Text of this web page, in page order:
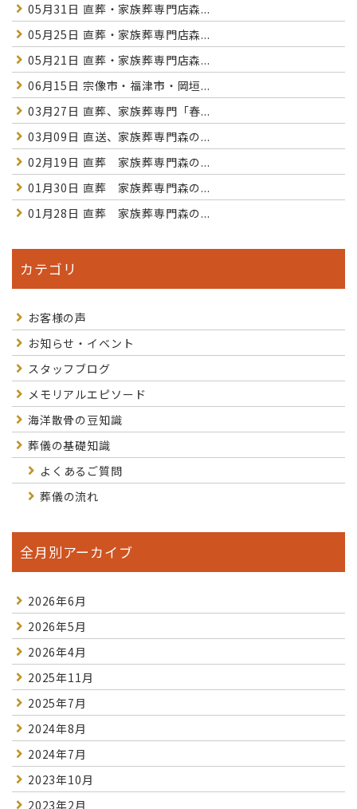
05月31日 直葬・家族葬専門店森...
05月25日 直葬・家族葬専門店森...
05月21日 直葬・家族葬専門店森...
06月15日 宗像市・福津市・岡垣...
03月27日 直葬、家族葬専門「春...
03月09日 直送、家族葬専門森の...
02月19日 直葬 家族葬専門森の...
01月30日 直葬 家族葬専門森の...
01月28日 直葬 家族葬専門森の...
カテゴリ
お客様の声
お知らせ・イベント
スタッフブログ
メモリアルエピソード
海洋散骨の豆知識
葬儀の基礎知識
よくあるご質問
葬儀の流れ
全月別アーカイブ
2026年6月
2026年5月
2026年4月
2025年11月
2025年7月
2024年8月
2024年7月
2023年10月
2023年2月